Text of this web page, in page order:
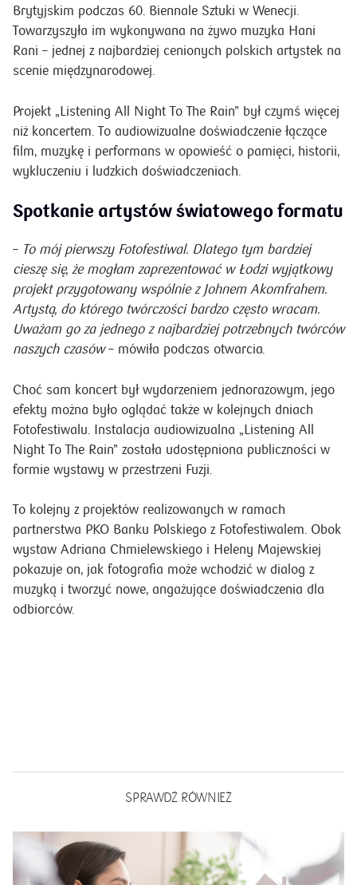
Brytyjskim podczas 60. Biennale Sztuki w Wenecji.
Towarzyszyła im wykonywana na żywo muzyka Hani
Rani – jednej z najbardziej cenionych polskich artystek na
scenie międzynarodowej.
Projekt „Listening All Night To The Rain” był czymś więcej
niż koncertem. To audiowizualne doświadczenie łączące
film, muzykę i performans w opowieść o pamięci, historii,
wykluczeniu i ludzkich doświadczeniach.
Spotkanie artystów światowego formatu
– To mój pierwszy Fotofestiwal. Dlatego tym bardziej
cieszę się, że mogłam zaprezentować w Łodzi wyjątkowy
projekt przygotowany wspólnie z Johnem Akomfrahem.
Artystą, do którego twórczości bardzo często wracam.
Uważam go za jednego z najbardziej potrzebnych twórców
naszych czasów– mówiła podczas otwarcia.
Choć sam koncert był wydarzeniem jednorazowym, jego
efekty można było oglądać także w kolejnych dniach
Fotofestiwalu. Instalacja audiowizualna „Listening All
Night To The Rain” została udostępniona publiczności w
formie wystawy w przestrzeni Fuzji.
To kolejny z projektów realizowanych w ramach
partnerstwa PKO Banku Polskiego z Fotofestiwalem. Obok
wystaw Adriana Chmielewskiego i Heleny Majewskiej
pokazuje on, jak fotografia może wchodzić w dialog z
muzyką i tworzyć nowe, angażujące doświadczenia dla
odbiorców.
SPRAWDŹ RÓWNIEŻ